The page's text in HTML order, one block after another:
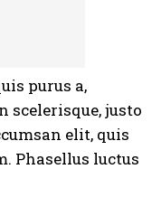
purus a,
scelerisque, justo
elit, quis
Phasellus luctus